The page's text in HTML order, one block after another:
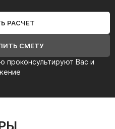
проконсультируют Вас и
РАСЧЕТ
СМЕТУ